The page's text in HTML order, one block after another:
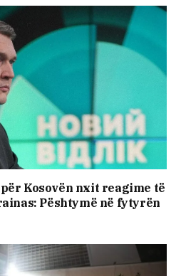
Kosovën nxit reagime të
Pështymë në fytyrën